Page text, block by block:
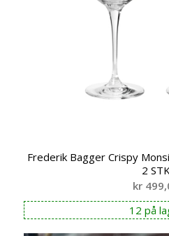
Frederik Bagger Crispy
2 STK
kr
12 på